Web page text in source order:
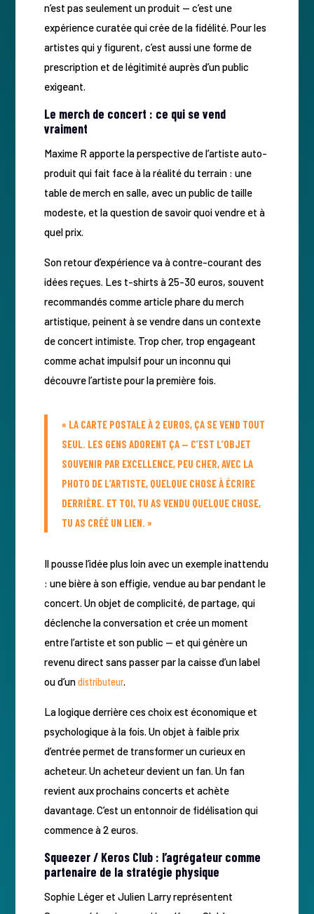
n’est pas seulement un produit — c’est une
expérience curatée qui crée de la fidélité. Pour les
artistes qui y figurent, c’est aussi une forme de
prescription et de légitimité auprès d’un public
exigeant.
Le merch de concert : ce qui se vend
vraiment
Maxime R apporte la perspective de l’artiste auto-
produit qui fait face à la réalité du terrain : une
table de merch en salle, avec un public de taille
modeste, et la question de savoir quoi vendre et à
quel prix.
Son retour d’expérience va à contre-courant des
idées reçues. Les t-shirts à 25-30 euros, souvent
recommandés comme article phare du merch
artistique, peinent à se vendre dans un contexte
de concert intimiste. Trop cher, trop engageant
comme achat impulsif pour un inconnu qui
découvre l’artiste pour la première fois.
« LA CARTE POSTALE À 2 EUROS, ÇA SE VEND TOUT
SEUL. LES GENS ADORENT ÇA — C’EST L’OBJET
SOUVENIR PAR EXCELLENCE, PEU CHER, AVEC LA
PHOTO DE L’ARTISTE, QUELQUE CHOSE À ÉCRIRE
DERRIÈRE. ET TOI, TU AS VENDU QUELQUE CHOSE,
TU AS CRÉÉ UN LIEN. »
Il pousse l’idée plus loin avec un exemple inattendu
: une bière à son effigie, vendue au bar pendant le
concert. Un objet de complicité, de partage, qui
déclenche la conversation et crée un moment
entre l’artiste et son public — et qui génère un
revenu direct sans passer par la caisse d’un label
ou d’undistributeur.
La logique derrière ces choix est économique et
psychologique à la fois. Un objet à faible prix
d’entrée permet de transformer un curieux en
acheteur. Un acheteur devient un fan. Un fan
revient aux prochains concerts et achète
davantage. C’est un entonnoir de fidélisation qui
commence à 2 euros.
Squeezer / Keros Club : l’agrégateur comme
partenaire de la stratégie physique
Sophie Léger et Julien Larry représentent